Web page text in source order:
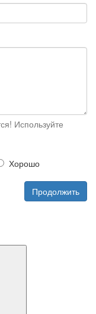
Используйте
Хорошо
Продолжить